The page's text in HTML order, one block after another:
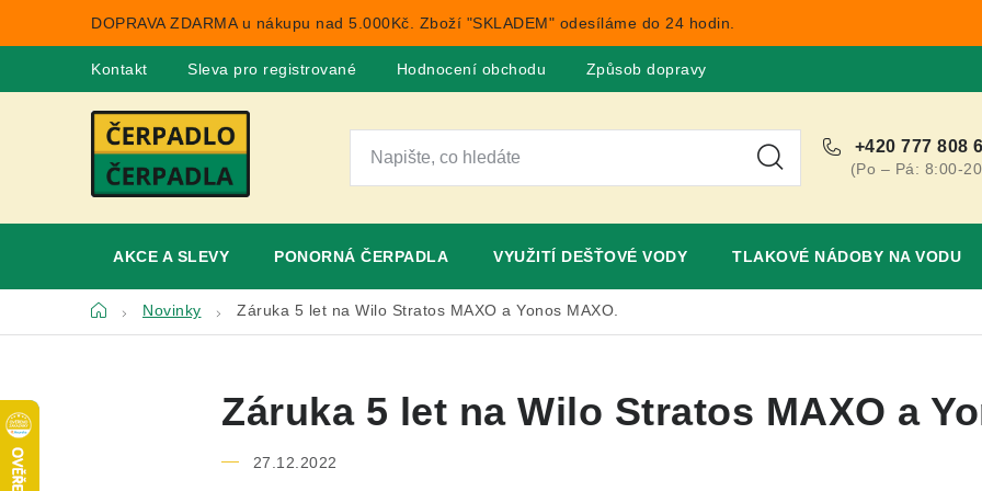
DOPRAVA ZDARMA u nákupu nad 5.000Kč. Zboží "SKLADEM" odesíláme do 24 hodin.
Kontakt Sleva pro registrované Hodnocení obchodu Způsob dopravy
+420 777 808
(Po – Pá: 8:00-
AKCE A SLEVY PONORNÁ ČERPADLA VYUŽITÍ DEŠŤOVÉ VODY TLAKOVÉ NÁDOBY NA VODU
DomůNovinky Záruka 5 let na Wilo Stratos MAXO a Yonos MAXO.
Záruka 5 let na Wilo Stratos MAXO a
27.12.2022